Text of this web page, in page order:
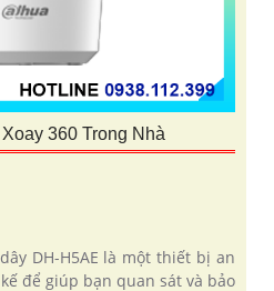
360 Trong Nhà
DH-H5AE là một thiết bị an
để giúp bạn quan sát và bảo